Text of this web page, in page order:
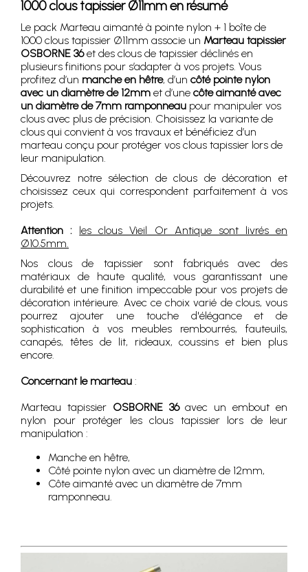
1000 clous tapissier Ø11mm en résumé
Le pack Marteau aimanté à pointe nylon + 1 boîte de
1000 clous tapissier Ø11mm associe un Marteau tapissier
OSBORNE 36et des clous de tapissier déclinés en
plusieurs finitions pour s’adapter à vos projets. Vous
profitez d’un manche en hêtre, d’un côté pointe nylon
avec un diamètre de 12mm et d’une côte aimanté avec
un diamètre de 7mm ramponneau pour manipuler vos
clous avec plus de précision. Choisissez la variante de
clous qui convient à vos travaux et bénéficiez d’un
marteau conçu pour protéger vos clous tapissier lors de
leur manipulation.
Découvrez notre sélection de clous de décoration et
choisissez ceux qui correspondent parfaitement à vos
projets.
Attention : les clous Vieil Or Antique sont livrés en
Ø10.5mm.
Nos clous de tapissier sont fabriqués avec des
matériaux de haute qualité, vous garantissant une
durabilité et une finition impeccable pour vos projets de
décoration intérieure. Avec ce choix varié de clous, vous
pourrez ajouter une touche d'élégance et de
sophistication à vos meubles rembourrés, fauteuils,
canapés, têtes de lit, rideaux, coussins et bien plus
encore.
Concernant le marteau :
Marteau tapissier OSBORNE 36avec un embout en
nylon pour protéger les clous tapissier lors de leur
manipulation :
Manche en hêtre,
Côté pointe nylon avec un diamètre de 12mm,
Côte aimanté avec un diamètre de 7mm
ramponneau.